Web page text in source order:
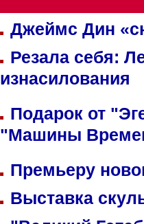
Джеймс Дин
Резала себя:
изнасилования
Подарок от
"Машины
Премьеру
Выставка